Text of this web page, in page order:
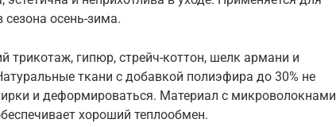
осень-зима.
трикотаж, гипюр, стрейч-коттон, шелк армани и
ткани с добавкой полиэфира до 30% не
и деформироваться. Материал с микроволокнами
хороший теплообмен.